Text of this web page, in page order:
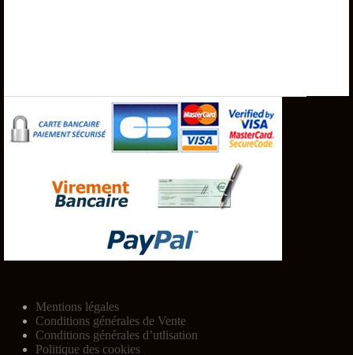
Mentions légales
Conditions générales de Vente
Conditions générales d’utlisation
Politique des cookies